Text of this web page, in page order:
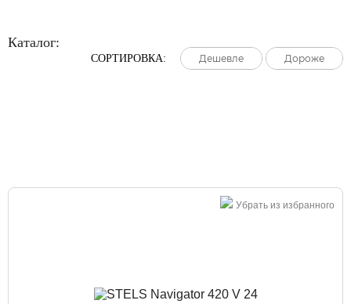
Каталог:
СОРТИРОВКА: Дешевле
Дешевле
Дешевле Дороже
Дороже
Дороже
Убрать из избранного